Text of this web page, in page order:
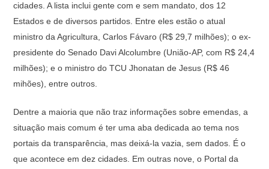
cidades. A lista inclui gente com e sem mandato, dos 12
Estados e de diversos partidos. Entre eles estão o atual
ministro da Agricultura, Carlos Fávaro (R$ 29,7 milhões); o ex-
presidente do Senado Davi Alcolumbre (União-AP, com R$ 24,4
milhões); e o ministro do TCU Jhonatan de Jesus (R$ 46
mihões), entre outros.
Dentre a maioria que não traz informações sobre emendas, a
situação mais comum é ter uma aba dedicada ao tema nos
portais da transparência, mas deixá-la vazia, sem dados. É o
que acontece em dez cidades. Em outras nove, o Portal da